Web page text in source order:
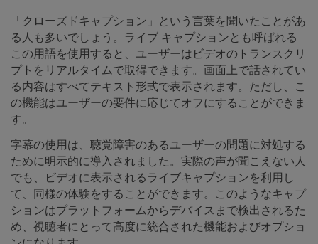
「クローズドキャプション」という言葉を聞いたことがあ
る人も多いでしょう。ライブ キャプションとも呼ばれる
この用語を使用すると、ユーザーはビデオのトランスクリ
プトをリアルタイムで取得できます。画面上で話されてい
る内容はすべてテキスト形式で表示されます。ただし、こ
の機能はユーザーの要件に応じてオフにすることができま
す。
字幕の使用は、聴覚障害のあるユーザーの問題に対処する
ために明示的に導入されました。実際の声が聞こえない人
でも、ビデオに表示されるライブキャプションを利用し
て、同様の体験をすることができます。このようなキャプ
ションはプラットフォームからデバイスまで検出されるた
め、視聴者にとって高度に統合された機能およびオプショ